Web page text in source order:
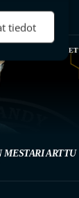
tiedot
MIEHET
MESTARI ARTTU